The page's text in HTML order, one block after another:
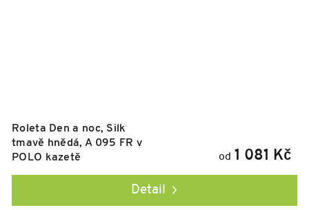
Roleta Den a noc, Silk
tmavě hnědá, A 095 FR v
POLO kazetě
od 1 081 Kč
Detail